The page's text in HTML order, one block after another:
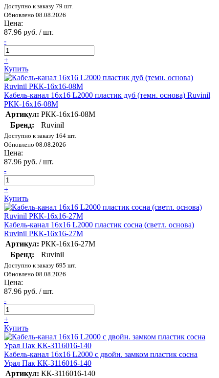
Доступно к заказу 79 шт.
Обновлено 08.08.2026
Цена:
87.96 руб. / шт.
-
+
Купить
Кабель-канал 16х16 L2000 пластик дуб (темн. основа) Ruvinil
РКК-16х16-08М
Артикул: РКК-16х16-08М
Бренд:
Ruvinil
Доступно к заказу 164 шт.
Обновлено 08.08.2026
Цена:
87.96 руб. / шт.
-
+
Купить
Кабель-канал 16х16 L2000 пластик сосна (светл. основа)
Ruvinil РКК-16х16-27М
Артикул: РКК-16х16-27М
Бренд:
Ruvinil
Доступно к заказу 695 шт.
Обновлено 08.08.2026
Цена:
87.96 руб. / шт.
-
+
Купить
Кабель-канал 16х16 L2000 с двойн. замком пластик сосна
Урал Пак КК-3116016-140
Артикул: КК-3116016-140